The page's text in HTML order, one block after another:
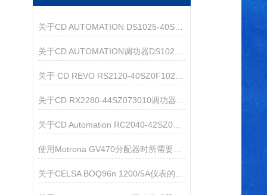
关于CD AUTOMATION DS1025-40SZ000020调功器的产品介绍
使用Motrona GV470分配器时所需要注意的事项分享